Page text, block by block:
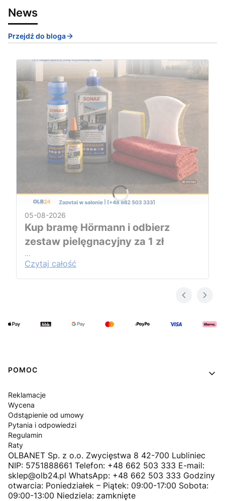
News
Przejdź do bloga
05-08-2026
Kup bramę Hörmann i odbierz
zestaw pielęgnacyjny za 1 zł
…
Czytaj całość
Linki w stopce
POMOC
Reklamacje
Wycena
Odstąpienie od umowy
Pytania i odpowiedzi
Regulamin
Raty
OLBANET Sp. z o.o. Zwycięstwa 8 42-700 Lubliniec
NIP: 5751888661 Telefon: +48 662 503 333 E-mail:
sklep@olb24.pl WhatsApp: +48 662 503 333 Godziny
otwarcia: Poniedziałek – Piątek: 09:00-17:00 Sobota:
09:00-13:00 Niedziela: zamknięte